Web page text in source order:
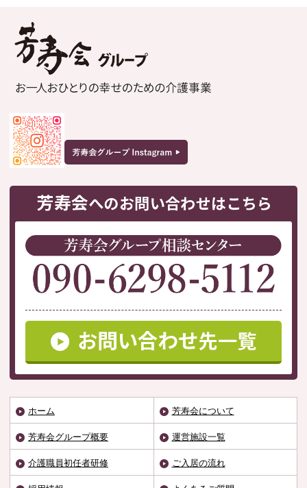
ホーム 芳寿会について
芳寿会グループ概要 運営施設一覧
介護職員初任者研修 ご入居の流れ